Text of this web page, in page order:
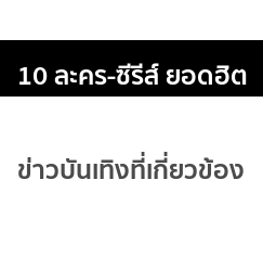
10 ละคร-ซีรีส์ ยอดฮิต
ข่าวบันเทิงที่เกี่ยวข้อง